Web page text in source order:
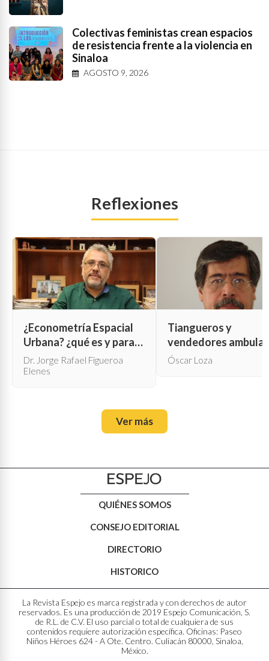
Colectivas feministas crean espacios
de resistencia frente a la violencia en
Sinaloa
AGOSTO 9, 2026
Reflexiones
¿Econometría Espacial
Urbana? ¿qué es y para
qué sirve?
Dr. Jorge Rafael Figueroa
Elenes
Tiangueros y
vendedores
Óscar Loza
Ver más
QUIÉNES SOMOS
CONSEJO EDITORIAL
DIRECTORIO
HISTORICO
La Revista Espejo es marca registrada y con derechos de autor
reservados. Es una producción de 2019 Espejo Comunicación, S.
de R.L. de C.V. El uso parcial o total de cualquiera de sus
contenidos requiere autorización específica. Oficinas: Paseo
Niños Héroes 624 - A Ote. Centro. Culiacán 80000, Sinaloa,
México.